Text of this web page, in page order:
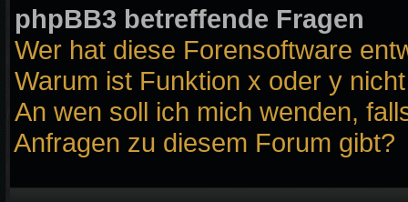
phpBB3 betreffende Fragen
Wer hat diese Forensoftware
Warum ist Funktion x oder y
An wen soll ich mich wenden,
Anfragen zu diesem Forum gibt?